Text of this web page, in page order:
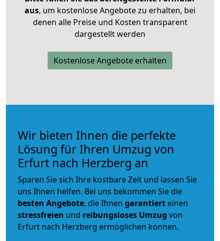
aus, um kostenlose Angebote zu erhalten, bei
denen alle Preise und Kosten transparent
dargestellt werden
Kostenlose Angebote erhalten
Wir bieten Ihnen die perfekte
Lösung für Ihren Umzug von
Erfurt nach Herzberg an
Sparen Sie sich Ihre kostbare Zeit und lassen Sie
uns Ihnen helfen. Bei uns bekommen Sie die
besten Angebote, die Ihnen garantiert einen
stressfreien und reibungsloses Umzug von
Erfurt nach Herzberg ermöglichen können.